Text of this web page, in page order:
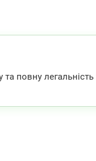
повну легальність